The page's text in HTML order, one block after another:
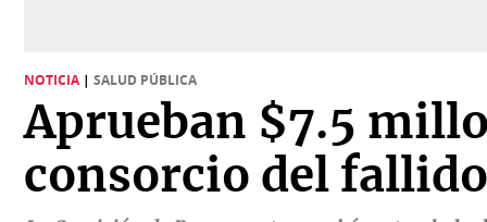
Política
Economía
Mundo
Vivir+
NOTICIA | SALUD PÚBLICA
Aprueban $7.5
consorcio del